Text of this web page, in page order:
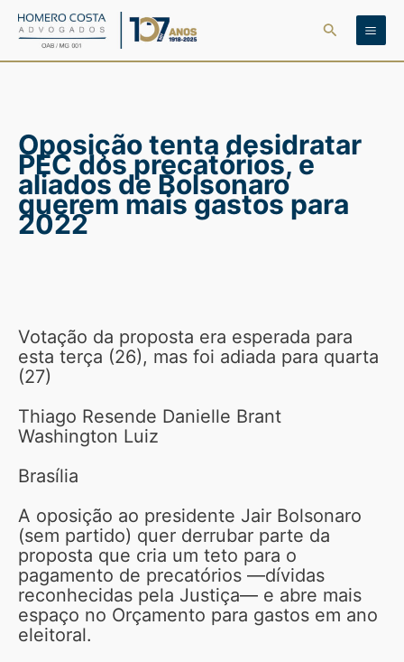
para
Pesquisar
Oposição tenta desidratar
PEC dos precatórios, e
aliados de Bolsonaro
querem mais gastos para
2022
Votação da proposta era esperada para
esta terça (26), mas foi adiada para quarta
(27)
Thiago Resende Danielle Brant
Washington Luiz
Brasília
A oposição ao presidente Jair Bolsonaro
(sem partido) quer derrubar parte da
proposta que cria um teto para o
pagamento de precatórios —dívidas
reconhecidas pela Justiça— e abre mais
espaço no Orçamento para gastos em ano
eleitoral.